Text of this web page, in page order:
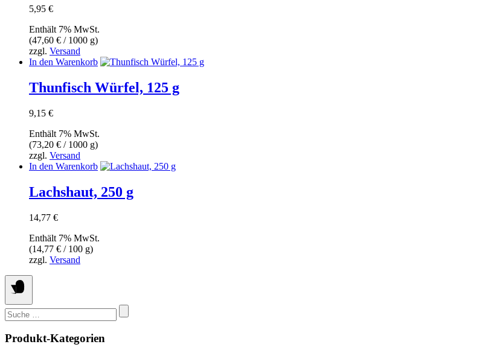
5,95 €
Enthält 7% MwSt.
(47,60 € / 1000 g)
zzgl. Versand
In den Warenkorb
Thunfisch Würfel, 125 g
9,15 €
Enthält 7% MwSt.
(73,20 € / 1000 g)
zzgl. Versand
In den Warenkorb
Lachshaut, 250 g
14,77 €
Enthält 7% MwSt.
(14,77 € / 100 g)
zzgl. Versand
Suchen
nach:
Produkt-Kategorien